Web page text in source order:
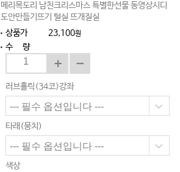
메리목도리 남친크리스마스 특별한선물 동영상시디
도안만들기뜨기 털실 뜨개질실
상품가
23,100원
수 량
러브홀릭(34코)강좌
타래(뭉치)
색상